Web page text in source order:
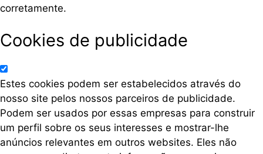
corretamente.
Cookies de publicidade
Estes cookies podem ser estabelecidos através do
nosso site pelos nossos parceiros de publicidade.
Podem ser usados por essas empresas para construir
um perfil sobre os seus interesses e mostrar-lhe
anúncios relevantes em outros websites. Eles não